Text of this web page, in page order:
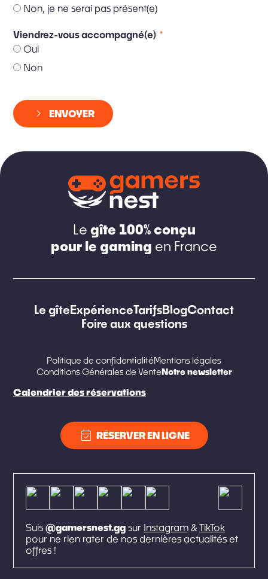
Non, je ne serai pas présent(e)
Viendrez-vous accompagné(e)
Oui
Non
ENVOYER
Le gîte 100% conçu
pour le gaming en France
Le gîteExpérienceTarifsBlogContact
Foire aux questions
Politique de confidentialitéMentions légales
Conditions Générales de VenteNotre newsletter
Calendrier des réservations
event_available RÉSERVER EN LIGNE
Suis @gamersnest.gg sur Instagram & TikTok
pour ne rien rater de nos dernières actualités et
offres !